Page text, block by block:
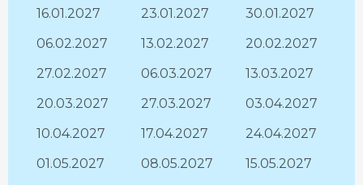
16.01.2027
23.01.2027
30.01.2027
06.02.2027
13.02.2027
20.02.2027
27.02.2027
06.03.2027
13.03.2027
20.03.2027
27.03.2027
03.04.2027
10.04.2027
17.04.2027
24.04.2027
01.05.2027
08.05.2027
15.05.2027